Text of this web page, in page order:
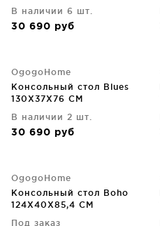
В наличии 6 шт.
30 690 руб
OgogoHome
Консольный стол Blues
130X37X76 CM
В наличии 2 шт.
30 690 руб
OgogoHome
Консольный стол Boho
124X40X85,4 CM
Под заказ